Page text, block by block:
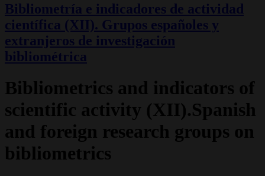
Bibliometría e indicadores de actividad
científica (XII). Grupos españoles y
extranjeros de investigación
bibliométrica
Bibliometrics and indicators of
scientific activity (XII).Spanish
and foreign research groups on
bibliometrics